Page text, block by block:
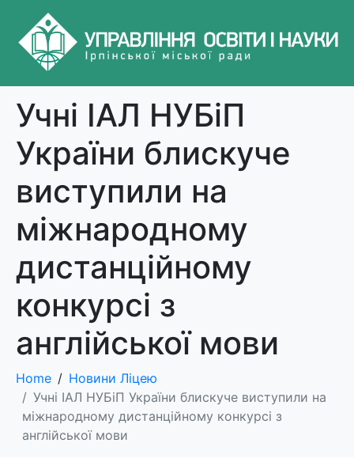
Учні ІАЛ НУБіП
України блискуче
виступили на
міжнародному
дистанційному
конкурсі з
англійської мови
Home
Новини Ліцею
Учні ІАЛ НУБіП України блискуче виступили на
міжнародному дистанційному конкурсі з
англійської мови